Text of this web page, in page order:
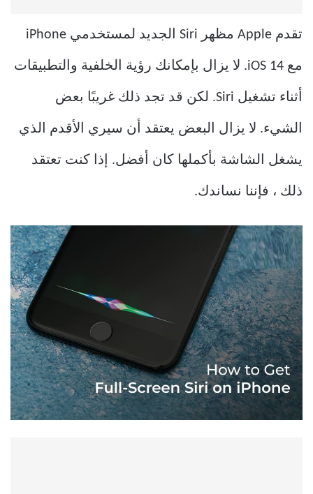
تقدم Apple مظهر Siri الجديد لمستخدمي iPhone
مع iOS 14. لا يزال بإمكانك رؤية الخلفية والتطبيقات
أثناء تشغيل Siri. لكن قد تجد ذلك غريبًا بعض
الشيء. لا يزال البعض يعتقد أن سيري الأقدم الذي
يشغل الشاشة بأكملها كان أفضل. إذا كنت تعتقد
ذلك ، فإننا نساندك.